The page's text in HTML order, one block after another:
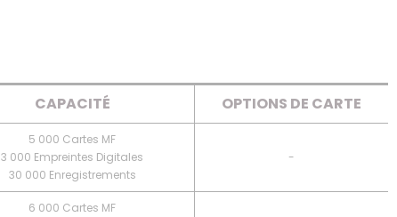
CAPACITÉ OPTIONS DE CARTE
5 000 Cartes MF
3 000 Empreintes Digitales
30 000 Enregistrements
-
6 000 Cartes MF